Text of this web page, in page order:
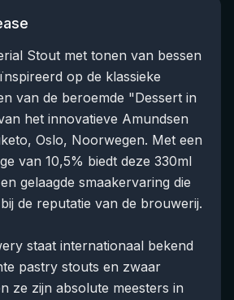
Stout met tonen van bessen
op de klassieke
van de beroemde "Dessert in
het innovatieve Amundsen
Oslo, Noorwegen. Met een
van 10,5% biedt deze 330ml
gelaagde smaakervaring die
de reputatie van de brouwerij.
staat internationaal bekend
pastry stouts en zwaar
ze zijn absolute meesters in